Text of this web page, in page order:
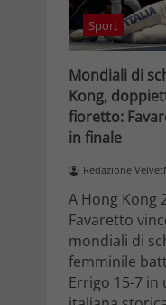
Sport
Mondiali di
Kong,
fioretto:
in finale
Redazione
A Hong Kong
Favaretto
mondiali di
femminile
Errigo 15-7